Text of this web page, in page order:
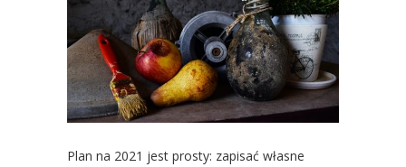
Plan na 2021 jest prosty: zapisać własne